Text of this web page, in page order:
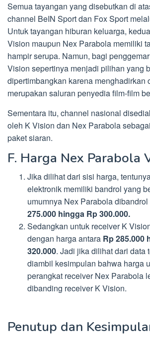
Semua tayangan yang disebutkan di
channel BeIN Sport dan Fox Sport
Untuk tayangan hiburan keluarga,
Vision maupun Nex Parabola memiliki
hampir serupa. Namun, bagi
Vision sepertinya menjadi pilihan yang
dipertimbangkan karena menghadirkan
merupakan saluran penyedia film-film
Sementara itu, channel nasional
oleh K Vision dan Nex Parabola
paket siaran.
F. Harga Nex Parabola
Jika dilihat dari sisi harga,
elektronik memiliki bandrol yang
umumnya Nex Parabola
275.000 hingga Rp 300.000.
Sedangkan untuk receiver K
dengan harga antara Rp 285.000
320.000. Jadi jika dilihat dari data
diambil kesimpulan bahwa harga
perangkat receiver Nex Parabola
dibanding receiver K Vision.
Penutup dan